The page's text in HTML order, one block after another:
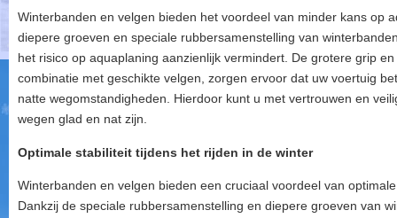
Winterbanden en velgen bieden het voordeel van minder kans op
diepere groeven en speciale rubbersamenstelling van
het risico op aquaplaning aanzienlijk vermindert. De grotere grip
combinatie met geschikte velgen, zorgen ervoor dat uw voertuig
natte wegomstandigheden. Hierdoor kunt u met vertrouwen en
wegen glad en nat zijn.
Optimale stabiliteit tijdens het rijden in de winter
Winterbanden en velgen bieden een cruciaal voordeel van
Dankzij de speciale rubbersamenstelling en diepere groeven van